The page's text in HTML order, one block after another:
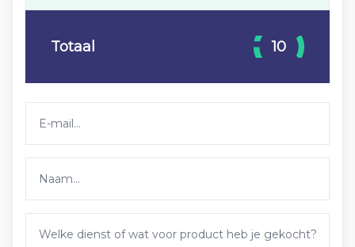
Totaal 10